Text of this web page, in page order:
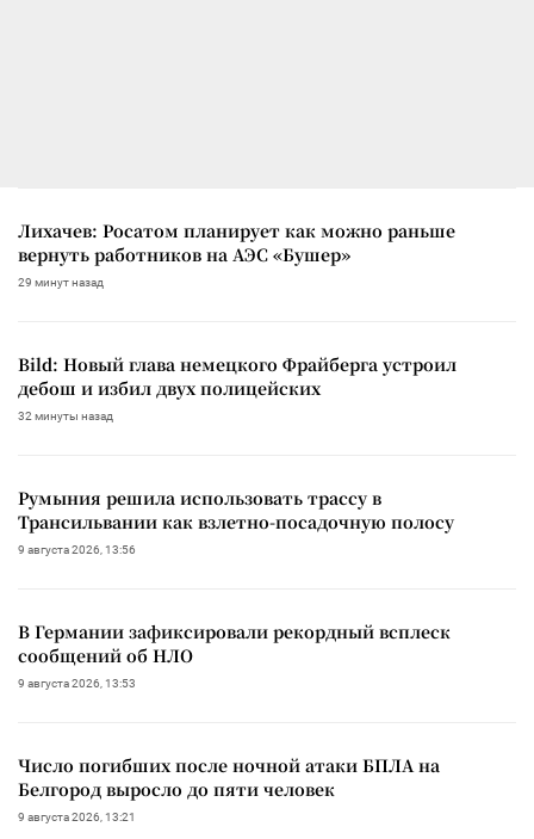
Лихачев: Росатом планирует как можно раньше
вернуть работников на АЭС «Бушер»
29 минут назад
Bild: Новый глава немецкого Фрайберга устроил
дебош и избил двух полицейских
32 минуты назад
Румыния решила использовать трассу в
Трансильвании как взлетно-посадочную полосу
9 августа 2026, 13:56
В Германии зафиксировали рекордный всплеск
сообщений об НЛО
9 августа 2026, 13:53
Число погибших после ночной атаки БПЛА на
Белгород выросло до пяти человек
9 августа 2026, 13:21